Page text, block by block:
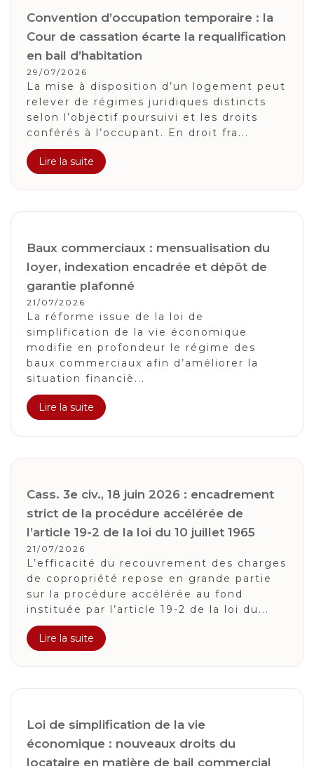
Convention d’occupation temporaire : la
Cour de cassation écarte la requalification
en bail d’habitation
29/07/2026
La mise à disposition d’un logement peut
relever de régimes juridiques distincts
selon l’objectif poursuivi et les droits
conférés à l’occupant. En droit fra...
Lire la suite
Baux commerciaux : mensualisation du
loyer, indexation encadrée et dépôt de
garantie plafonné
21/07/2026
La réforme issue de la loi de
simplification de la vie économique
modifie en profondeur le régime des
baux commerciaux afin d’améliorer la
situation financiè...
Lire la suite
Cass. 3e civ., 18 juin 2026 : encadrement
strict de la procédure accélérée de
l’article 19-2 de la loi du 10 juillet 1965
21/07/2026
L’efficacité du recouvrement des charges
de copropriété repose en grande partie
sur la procédure accélérée au fond
instituée par l’article 19-2 de la loi du...
Lire la suite
Loi de simplification de la vie
économique : nouveaux droits du
locataire en matière de bail commercial